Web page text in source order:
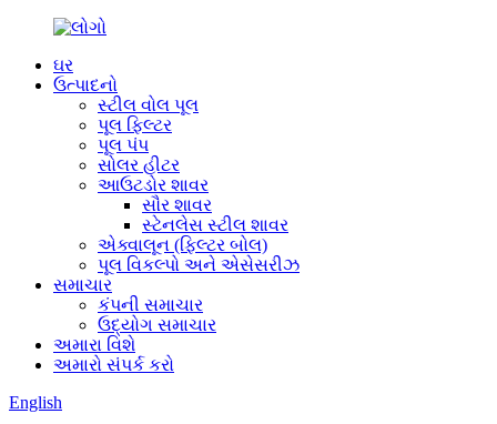
ઘર
ઉત્પાદનો
સ્ટીલ વોલ પૂલ
પૂલ ફિલ્ટર
પૂલ પંપ
સોલર હીટર
આઉટડોર શાવર
સૌર શાવર
સ્ટેનલેસ સ્ટીલ શાવર
એક્વાલૂન (ફિલ્ટર બોલ)
પૂલ વિકલ્પો અને એસેસરીઝ
સમાચાર
કંપની સમાચાર
ઉદ્યોગ સમાચાર
અમારા વિશે
અમારો સંપર્ક કરો
English